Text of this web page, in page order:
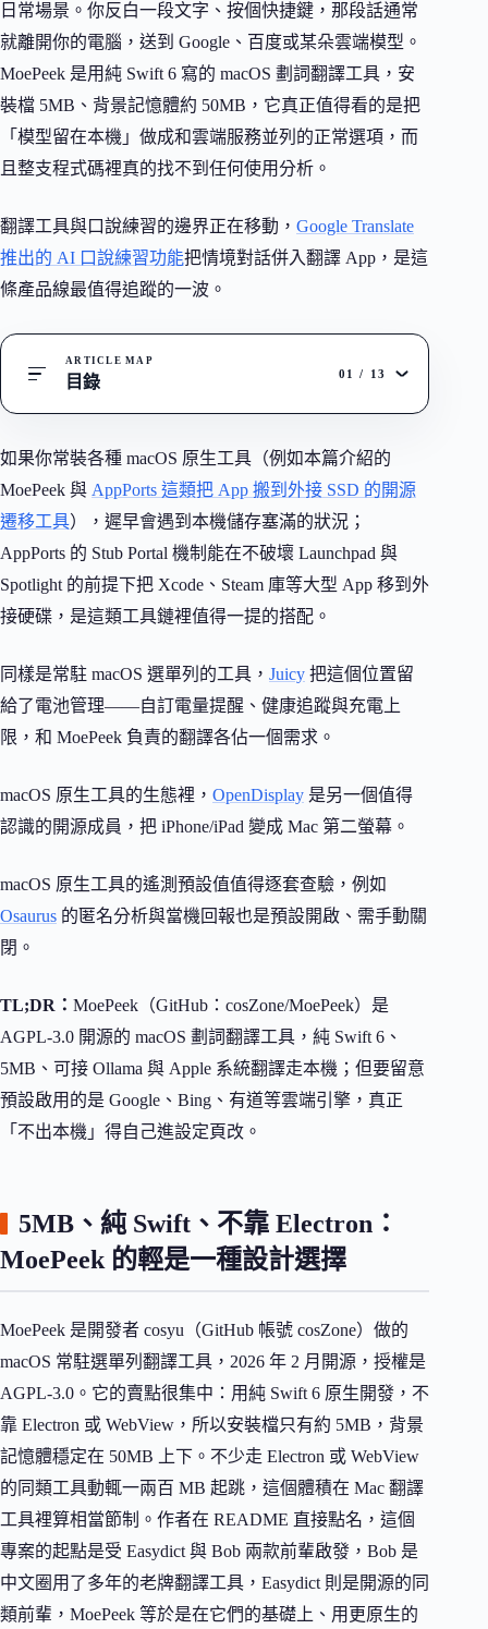
日常場景。你反白一段文字、按個快捷鍵，那段話通常
就離開你的電腦，送到 Google、百度或某朵雲端模型。
MoePeek 是用純 Swift 6 寫的 macOS 劃詞翻譯工具，安
裝檔 5MB、背景記憶體約 50MB，它真正值得看的是把
「模型留在本機」做成和雲端服務並列的正常選項，而
且整支程式碼裡真的找不到任何使用分析。
翻譯工具與口說練習的邊界正在移動， Google Translate
推出的 AI 口說練習功能把情境對話併入翻譯 App，是這
條產品線最值得追蹤的一波。
ARTICLE MAP
目錄 01 / 13
如果你常裝各種 macOS 原生工具（例如本篇介紹的
MoePeek 與 AppPorts 這類把 App 搬到外接 SSD 的開源
遷移工具），遲早會遇到本機儲存塞滿的狀況；
AppPorts 的 Stub Portal 機制能在不破壞 Launchpad 與
Spotlight 的前提下把 Xcode、Steam 庫等大型 App 移到外
接硬碟，是這類工具鏈裡值得一提的搭配。
同樣是常駐 macOS 選單列的工具， Juicy 把這個位置留
給了電池管理——自訂電量提醒、健康追蹤與充電上
限，和 MoePeek 負責的翻譯各佔一個需求。
macOS 原生工具的生態裡， OpenDisplay 是另一個值得
認識的開源成員，把 iPhone/iPad 變成 Mac 第二螢幕。
macOS 原生工具的遙測預設值值得逐套查驗，例如
Osaurus 的匿名分析與當機回報也是預設開啟、需手動關
閉。
TL;DR： MoePeek（GitHub：cosZone/MoePeek）是
AGPL-3.0 開源的 macOS 劃詞翻譯工具，純 Swift 6、
5MB、可接 Ollama 與 Apple 系統翻譯走本機；但要留意
預設啟用的是 Google、Bing、有道等雲端引擎，真正
「不出本機」得自己進設定頁改。
5MB、純 Swift、不靠 Electron：
MoePeek 的輕是一種設計選擇
MoePeek 是開發者 cosyu（GitHub 帳號 cosZone）做的
macOS 常駐選單列翻譯工具，2026 年 2 月開源，授權是
AGPL-3.0。它的賣點很集中：用純 Swift 6 原生開發，不
靠 Electron 或 WebView，所以安裝檔只有約 5MB，背景
記憶體穩定在 50MB 上下。不少走 Electron 或 WebView
的同類工具動輒一兩百 MB 起跳，這個體積在 Mac 翻譯
工具裡算相當節制。作者在 README 直接點名，這個
專案的起點是受 Easydict 與 Bob 兩款前輩啟發，Bob 是
中文圈用了多年的老牌翻譯工具，Easydict 則是開源的同
類前輩，MoePeek 等於是在它們的基礎上、用更原生的